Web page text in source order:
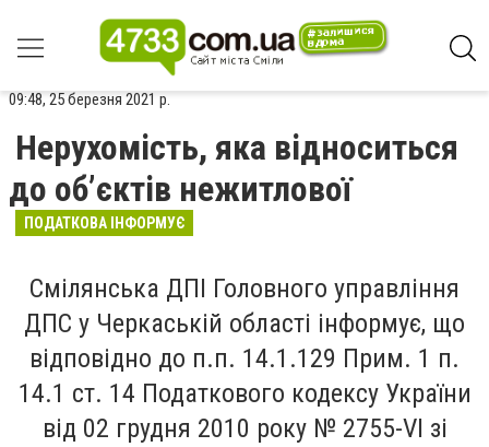
09:48, 25 березня 2021 р.
Нерухомість, яка відноситься
до об’єктів нежитлової
ПОДАТКОВА ІНФОРМУЄ
Смілянська ДПІ Головного управління
ДПС у Черкаській області інформує, що
відповідно до п.п. 14.1.129 Прим. 1 п.
14.1 ст. 14 Податкового кодексу України
від 02 грудня 2010 року № 2755-VI зі